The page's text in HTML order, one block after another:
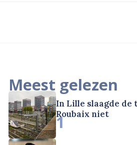
Meest gelezen
In Lille slaagde
Roubaix niet
1